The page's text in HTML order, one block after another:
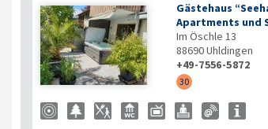
Gästehaus
Apartments und
Im Öschle 13
88690Uhldingen
+49-7556-5872
30